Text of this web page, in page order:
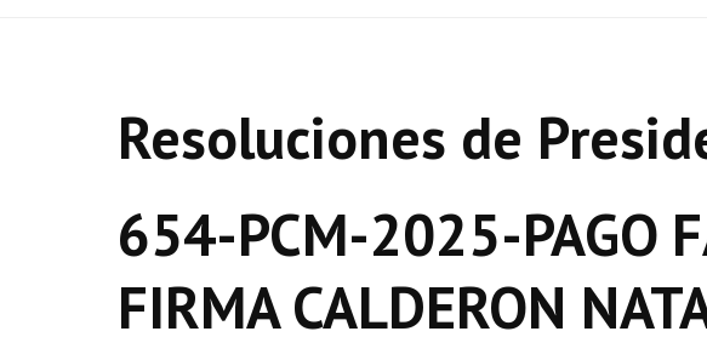
Resoluciones de
654-PCM-2025-PAGO
FIRMA CALDERON